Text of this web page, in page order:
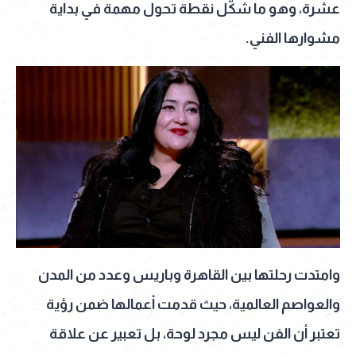
عشرة، وهو ما شكّل نقطة تحول مهمة في بداية
مشوارها الفني.
وامتدت رحلتها بين القاهرة وباريس وعدد من المدن
والعواصم العالمية، حيث قدمت أعمالها ضمن رؤية
تعتبر أن الفن ليس مجرد لوحة، بل تعبير عن علاقة